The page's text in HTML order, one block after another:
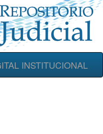
INSTITUCIONAL